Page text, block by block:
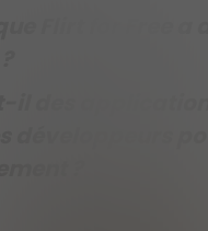
Flirt for Free a
il des
développeurs
?